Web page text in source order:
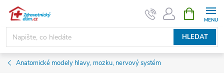
Přejít
obsah
HLEDAT
NÁKUPNÍ
KOŠÍK
Anatomické modely hlavy, mozku, nervový systém